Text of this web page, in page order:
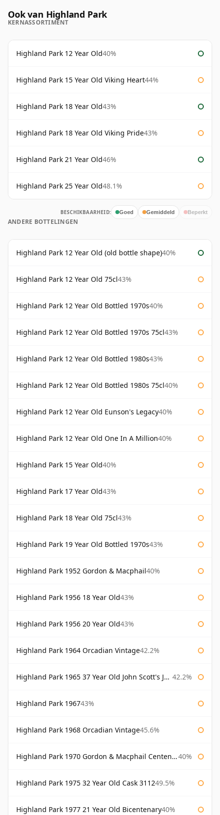
Ook van Highland Park
KERNASSORTIMENT
Highland Park 12 Year Old40%
Highland Park 15 Year Old Viking Heart44%
Highland Park 18 Year Old43%
Highland Park 18 Year Old Viking Pride43%
Highland Park 21 Year Old46%
Highland Park 25 Year Old48.1%
BESCHIKBAARHEID: Goed Gemiddeld Beperkt
ANDERE BOTTELINGEN
Highland Park 12 Year Old (old bottle shape)40%
Highland Park 12 Year Old 75cl43%
Highland Park 12 Year Old Bottled 1970s40%
Highland Park 12 Year Old Bottled 1970s 75cl43%
Highland Park 12 Year Old Bottled 1980s43%
Highland Park 12 Year Old Bottled 1980s 75cl40%
Highland Park 12 Year Old Eunson's Legacy40%
Highland Park 12 Year Old One In A Million40%
Highland Park 15 Year Old40%
Highland Park 17 Year Old43%
Highland Park 18 Year Old 75cl43%
Highland Park 19 Year Old Bottled 1970s43%
Highland Park 1952 Gordon & Macphail40%
Highland Park 1956 18 Year Old43%
Highland Park 1956 20 Year Old43%
Highland Park 1964 Orcadian Vintage42.2%
Highland Park 1965 37 Year Old John Scott's John Scott's 42.2%
Highland Park 196743%
Highland Park 1968 Orcadian Vintage45.6%
Highland Park 1970 Gordon & Macphail Centenary Reserve 40%
Highland Park 1975 32 Year Old Cask 311249.5%
Highland Park 1977 21 Year Old Bicentenary40%